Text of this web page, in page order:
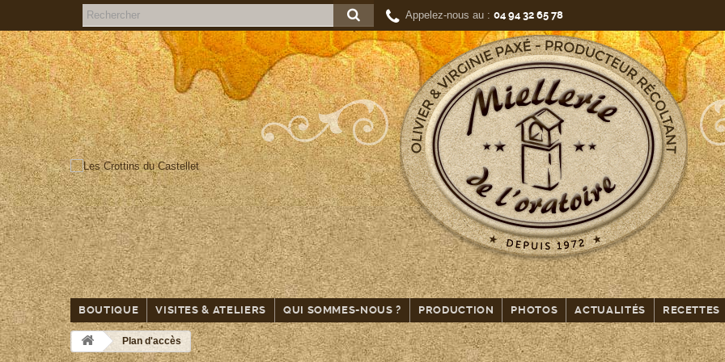
Appelez-nous au : 04 94 32 65 78
PÂTISSERIES
AU MIEL
BOUTIQUE VISITES & ATELIERS QUI SOMMES-NOUS ? PRODUCTION PHOTOS ACTUALITÉS RECETTES
Plan d'accès